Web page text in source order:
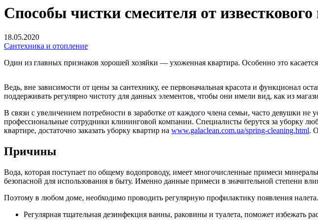
Способы чистки смесителя от известкового
18.05.2020
Сантехника и отопление
Один из главных признаков хорошей хозяйки — ухоженная квартира. Особенно это
Ведь, вне зависимости от цены за сантехнику, ее первоначальная красота и функционал
поддерживать регулярно чистоту для данных элементов, чтобы они имели вид, как из
В связи с увеличением потребности в заработке от каждого члена семьи, часто девушки
профессиональные сотрудники клининговой компании. Специалисты берутся за уборку
квартире, достаточно заказать уборку квартир на www.galaclean.com.ua/spring-cleaning.html.
Причины
Вода, которая поступает по общему водопроводу, имеет многочисленные примеси
безопасной для использования в быту. Именно данные примеси в значительной степени
Поэтому в любом доме, необходимо проводить регулярную профилактику появления
Регулярная тщательная дезинфекция ванны, раковины и туалета, поможет избежать